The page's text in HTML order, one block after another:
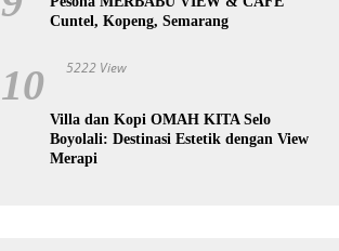
Cuntel, Kopeng, Semarang
10 5222 View
Villa dan Kopi OMAH KITA Selo
Boyolali: Destinasi Estetik dengan View
Merapi